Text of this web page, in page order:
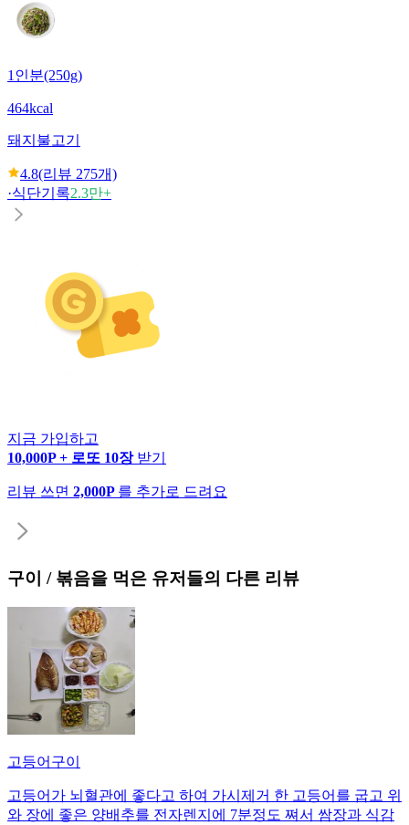
1인분(250g)
464kcal
돼지불고기
4.8(리뷰 275개)
·식단기록2.3만+
지금 가입하고
10,000P + 로또 10장 받기
리뷰 쓰면 2,000P 를 추가로 드려요
구이 / 볶음을 먹은 유저들의 다른 리뷰
고등어구이
고등어가 뇌혈관에 좋다고 하여 가시제거 한 고등어를 굽고 위
와 장에 좋은 양배추를 전자렌지에 7분정도 쪄서 쌈장과 식감